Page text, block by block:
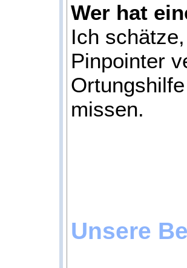
Wer hat
Ich
Pinpointer
missen.
Unsere